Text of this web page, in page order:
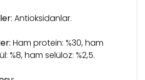
: Antioksidanlar.
Ham protein: %30, ham
%8, ham selüloz: %2,5.